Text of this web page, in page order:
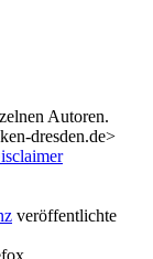
Autoren.
dresden.de>
veröffentlichte